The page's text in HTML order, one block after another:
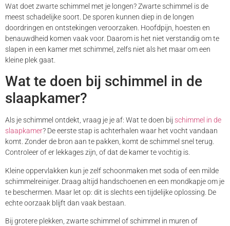
Wat doet zwarte schimmel met je longen? Zwarte schimmel is de
meest schadelijke soort. De sporen kunnen diep in de longen
doordringen en ontstekingen veroorzaken. Hoofdpijn, hoesten en
benauwdheid komen vaak voor. Daarom is het niet verstandig om te
slapen in een kamer met schimmel, zelfs niet als het maar om een
kleine plek gaat.
Wat te doen bij schimmel in de
slaapkamer?
Als je schimmel ontdekt, vraag je je af: Wat te doen bij schimmel in de
slaapkamer? De eerste stap is achterhalen waar het vocht vandaan
komt. Zonder de bron aan te pakken, komt de schimmel snel terug.
Controleer of er lekkages zijn, of dat de kamer te vochtig is.
Kleine oppervlakken kun je zelf schoonmaken met soda of een milde
schimmelreiniger. Draag altijd handschoenen en een mondkapje om je
te beschermen. Maar let op: dit is slechts een tijdelijke oplossing. De
echte oorzaak blijft dan vaak bestaan.
Bij grotere plekken, zwarte schimmel of schimmel in muren of